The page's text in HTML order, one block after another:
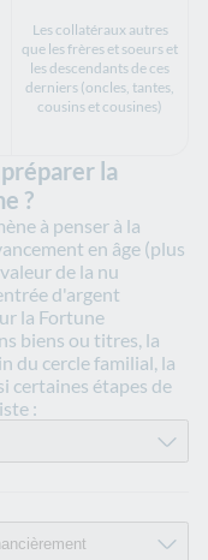
Les collatéraux autres
que les frères et soeurs et
les descendants de ces
derniers (oncles, tantes,
cousins et cousines)
la
?
à penser à la
en âge (plus
de la nu
d'argent
la Fortune
biens ou titres, la
du cercle familial, la
certaines étapes de
: